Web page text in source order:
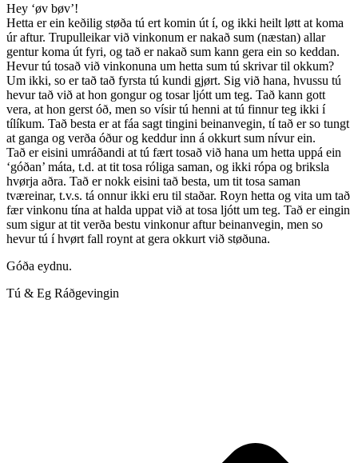
Hey ‘øv bøv’!
Hetta er ein keðilig støða tú ert komin út í, og ikki heilt løtt at koma
úr aftur. Trupulleikar við vinkonum er nakað sum (næstan) allar
gentur koma út fyri, og tað er nakað sum kann gera ein so keddan.
Hevur tú tosað við vinkonuna um hetta sum tú skrivar til okkum?
Um ikki, so er tað tað fyrsta tú kundi gjørt. Sig við hana, hvussu tú
hevur tað við at hon gongur og tosar ljótt um teg. Tað kann gott
vera, at hon gerst óð, men so vísir tú henni at tú finnur teg ikki í
tílíkum. Tað besta er at fáa sagt tingini beinanvegin, tí tað er so tungt
at ganga og verða óður og keddur inn á okkurt sum nívur ein.
Tað er eisini umráðandi at tú fært tosað við hana um hetta uppá ein
‘góðan’ máta, t.d. at tit tosa róliga saman, og ikki rópa og briksla
hvørja aðra. Tað er nokk eisini tað besta, um tit tosa saman
tværeinar, t.v.s. tá onnur ikki eru til staðar. Royn hetta og vita um tað
fær vinkonu tína at halda uppat við at tosa ljótt um teg. Tað er eingin
sum sigur at tit verða bestu vinkonur aftur beinanvegin, men so
hevur tú í hvørt fall roynt at gera okkurt við støðuna.
Góða eydnu.
Tú & Eg Ráðgevingin